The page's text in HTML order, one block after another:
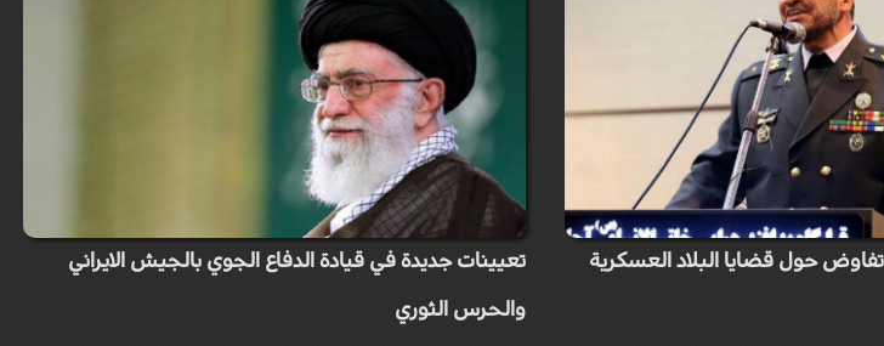
تفاوض حول قضايا البلاد العسكرية تعيينات جديدة في قيادة الدفاع الجوي بالجيش الايراني
والحرس الثوري